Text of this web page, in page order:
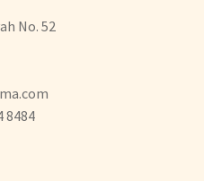
No. 52
8484